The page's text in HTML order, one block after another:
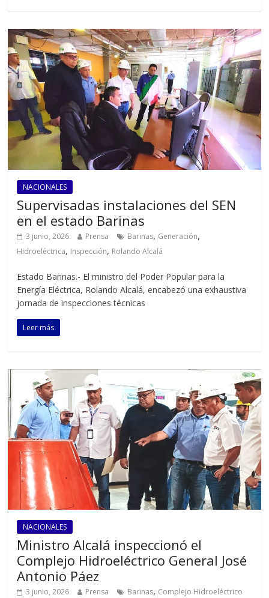
NACIONALES
Supervisadas instalaciones del SEN
en el estado Barinas
3 junio, 2026 Prensa Barinas, Generación,
Hidroeléctrica, Inspección, Rolando Alcalá
Estado Barinas.- El ministro del Poder Popular para la
Energía Eléctrica, Rolando Alcalá, encabezó una exhaustiva
jornada de inspecciones técnicas
Leer más
NACIONALES
Ministro Alcalá inspeccionó el
Complejo Hidroeléctrico General José
Antonio Páez ‎
3 junio, 2026 Prensa Barinas, Complejo Hidroeléctrico